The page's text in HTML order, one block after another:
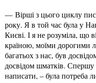
— Вірші з цього циклу
року. Я в той час була у
Києві. І я не розуміла, що
країною, моїми дорогими
багатьох з нас, був
досвідом шматків.
написати, – була потреба